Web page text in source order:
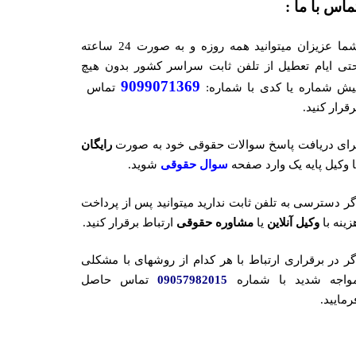
با ما :
شما عزیزان میتوانید همه روزه و به صورت 24 ساعته
ایام تعطیل از تلفن ثابت سراسر کشور بدون هیچ
شماره یا کدی با شماره: 9099071369 تماس
کنید.
دریافت پاسخ سوالات حقوقی خود به صورت رایگان
وکیل پایه یک وارد صفحه سوال حقوقی شوید.
دسترسی به تلفن ثابت ندارید میتوانید پس از پرداخت
با وکیل آنلاین یا مشاوره حقوقی ارتباط برقرار کنید.
در برقراری ارتباط با هر کدام از روشهای با مشکلی
شدید با شماره 09057982015
تماس حاصل